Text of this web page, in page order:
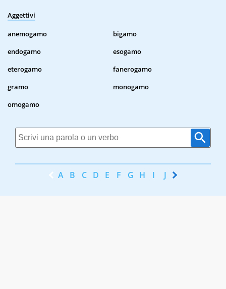
Aggettivi
anemogamo
bigamo
endogamo
esogamo
eterogamo
fanerogamo
gramo
monogamo
omogamo
A B C D E F G H I J K